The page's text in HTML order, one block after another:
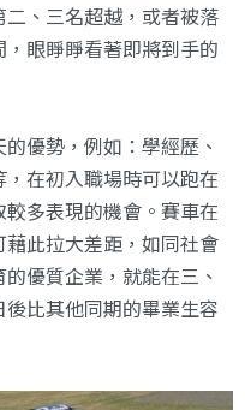
、三名超越，或者被落
眼睜睜看著即將到手的
優勢，例如：學經歷、
在初入職場時可以跑在
多表現的機會。賽車在
此拉大差距，如同社會
優質企業，就能在三、
比其他同期的畢業生容